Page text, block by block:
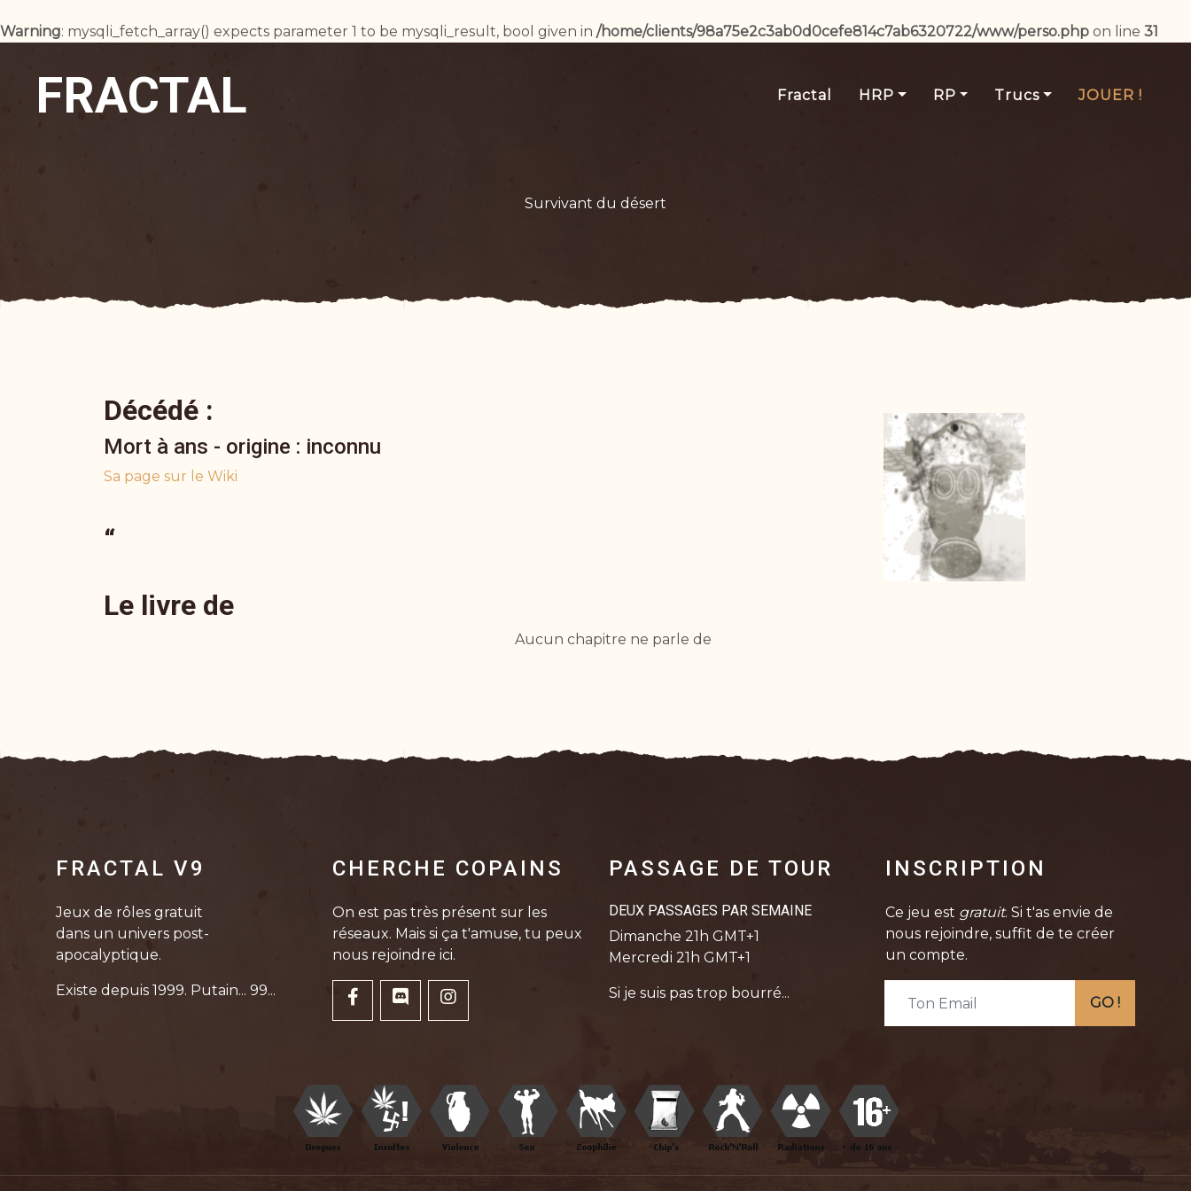
Warning: mysqli_fetch_array() expects parameter 1 to be mysqli_result, bool given in /home/clients/98a75e2c3ab0d0cefe814c7ab6320722/www/perso.php on line 31
FRACTAL Fractal HRP RP Trucs JOUER !
Survivant du désert
Décédé :
Mort à ans - origine : inconnu
Sa page sur le Wiki
“
Le livre de
Aucun chapitre ne parle de
FRACTAL V9
Jeux de rôles gratuit
dans un univers post-
apocalyptique.
Existe depuis 1999. Putain... 99...
CHERCHE COPAINS
On est pas très présent sur les
réseaux. Mais si ça t'amuse, tu peux
nous rejoindre ici.
PASSAGE DE TOUR
DEUX PASSAGES PAR SEMAINE
Dimanche 21h GMT+1
Mercredi 21h GMT+1
Si je suis pas trop bourré...
INSCRIPTION
Ce jeu est gratuit. Si t'as envie de
nous rejoindre, suffit de te créer
un compte.
GO !